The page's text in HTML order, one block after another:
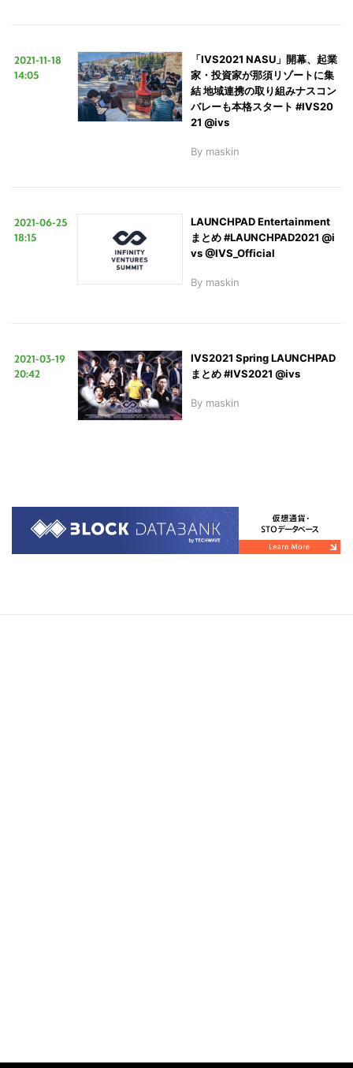
2021-11-18
14:05
「IVS2021 NASU」開幕、起業
家・投資家が那須リゾートに集
結 地域連携の取り組みナスコン
バレーも本格スタート #IVS20
21 @ivs
By maskin
2021-06-25
18:15
LAUNCHPAD Entertainment
まとめ #LAUNCHPAD2021 @i
vs @IVS_Official
By maskin
2021-03-19
20:42
IVS2021 Spring LAUNCHPAD
まとめ #IVS2021 @ivs
By maskin